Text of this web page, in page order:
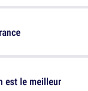
est le meilleur